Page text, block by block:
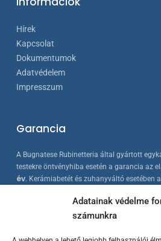
Adatainak védelme
számunkra
Hírek
Kapcsolat
Dokumentumok
Adatvédelem
Impresszum
Garancia
A Bugnatese Rubinetteria által gyártott
testekre öntvényhiba esetén a garancia az
év. Kerámiabetét és zuhanyváltó esetében
szabványokkal összhangban készülnek,